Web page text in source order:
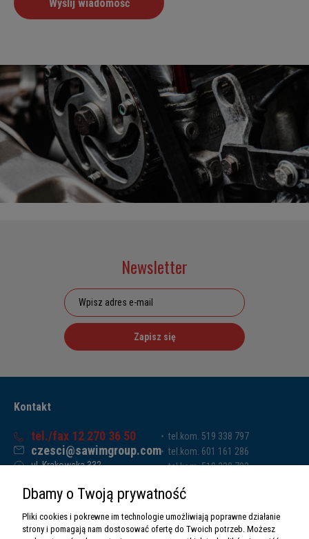
Newsletter
Zapisz się
Kontakt
tel./fax 12 270 36 50
czesci@sawimgroup.com
ul. Krakowska 332,
Sawim Group Mariusz Zdyb sp. k.
NIP: 5130284470
REGON: 5246591010
tel.kom. 519 338 797
tel.kom. 601 161 286
tel.kom. 519 338 793
Dbamy o Twoją prywatność
Pliki cookies i pokrewne im technologie umożliwiają poprawne działanie
strony i pomagają nam dostosować ofertę do Twoich potrzeb. Możesz